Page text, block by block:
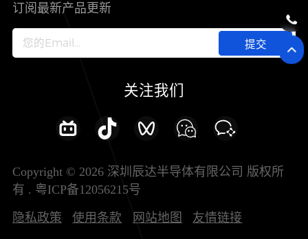
新兴行业
加入我们
订阅最新产品更新
提交
关注我们
Copyright © 2026 深圳辰达半导体有限公司 版权所
有 . 粤ICP备12056215号
隐私政策 使用条款 网站地图 友情链接